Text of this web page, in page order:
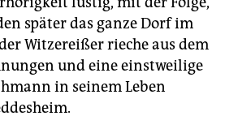
später das ganze Dorf im
Witzereißer rieche aus dem
und eine einstweilige
in seinem Leben